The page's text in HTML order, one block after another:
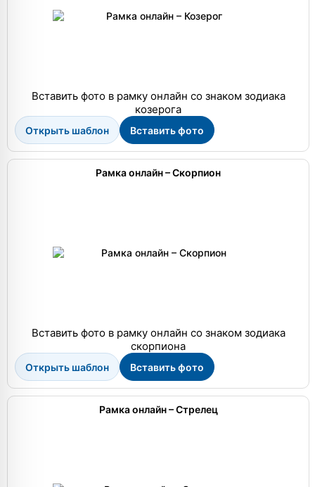
Вставить фото в рамку онлайн со знаком зодиака
козерога
Открыть шаблон Вставить фото
Рамка онлайн – Скорпион
Вставить фото в рамку онлайн со знаком зодиака
скорпиона
Открыть шаблон Вставить фото
Рамка онлайн – Стрелец